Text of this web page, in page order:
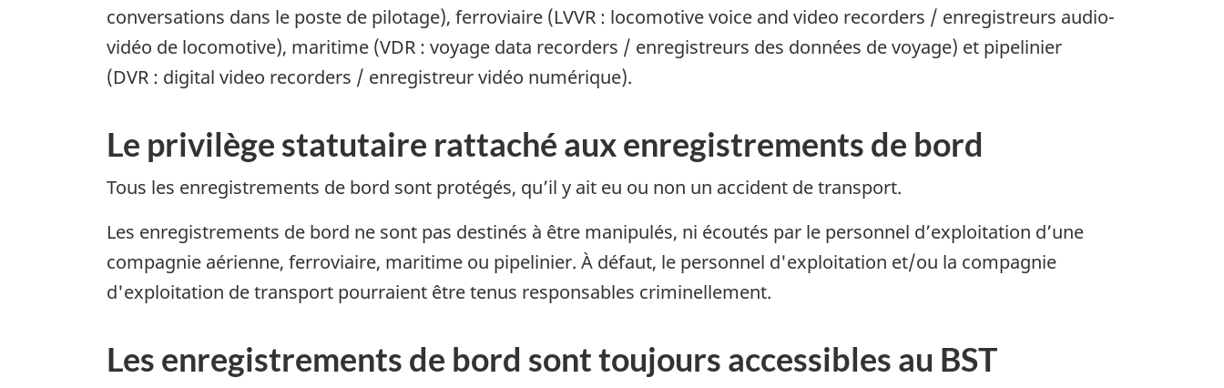
conversations dans le poste de pilotage), ferroviaire (LVVR : locomotive voice and video recorders / enregistreurs audio-
vidéo de locomotive), maritime (VDR : voyage data recorders / enregistreurs des données de voyage) et pipelinier
(DVR : digital video recorders / enregistreur vidéo numérique).
Le privilège statutaire rattaché aux enregistrements de bord
Tous les enregistrements de bord sont protégés, qu’il y ait eu ou non un accident de transport.
Les enregistrements de bord ne sont pas destinés à être manipulés, ni écoutés par le personnel d’exploitation d’une
compagnie aérienne, ferroviaire, maritime ou pipelinier. À défaut, le personnel d'exploitation et/ou la compagnie
d'exploitation de transport pourraient être tenus responsables criminellement.
Les enregistrements de bord sont toujours accessibles au BST